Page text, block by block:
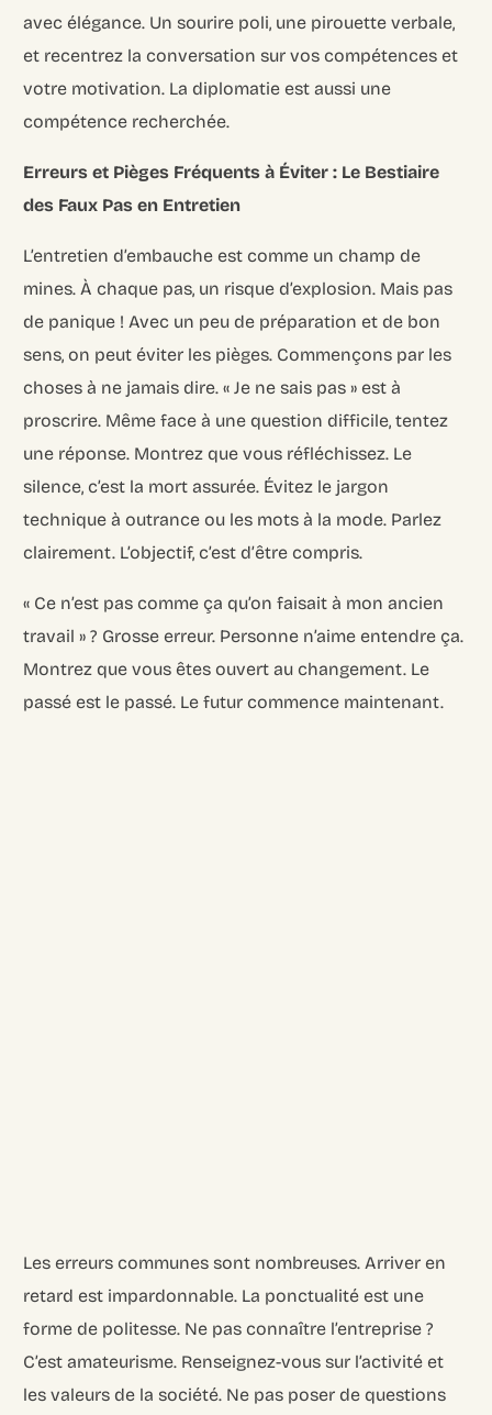
avec élégance. Un sourire poli, une pirouette verbale,
et recentrez la conversation sur vos compétences et
votre motivation. La diplomatie est aussi une
compétence recherchée.
Erreurs et Pièges Fréquents à Éviter : Le Bestiaire
des Faux Pas en Entretien
L’entretien d’embauche est comme un champ de
mines. À chaque pas, un risque d’explosion. Mais pas
de panique ! Avec un peu de préparation et de bon
sens, on peut éviter les pièges. Commençons par les
choses à ne jamais dire. « Je ne sais pas » est à
proscrire. Même face à une question difficile, tentez
une réponse. Montrez que vous réfléchissez. Le
silence, c’est la mort assurée. Évitez le jargon
technique à outrance ou les mots à la mode. Parlez
clairement. L’objectif, c’est d’être compris.
« Ce n’est pas comme ça qu’on faisait à mon ancien
travail » ? Grosse erreur. Personne n’aime entendre ça.
Montrez que vous êtes ouvert au changement. Le
passé est le passé. Le futur commence maintenant.
Les erreurs communes sont nombreuses. Arriver en
retard est impardonnable. La ponctualité est une
forme de politesse. Ne pas connaître l’entreprise ?
C’est amateurisme. Renseignez-vous sur l’activité et
les valeurs de la société. Ne pas poser de questions